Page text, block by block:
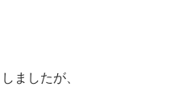
ましたが、